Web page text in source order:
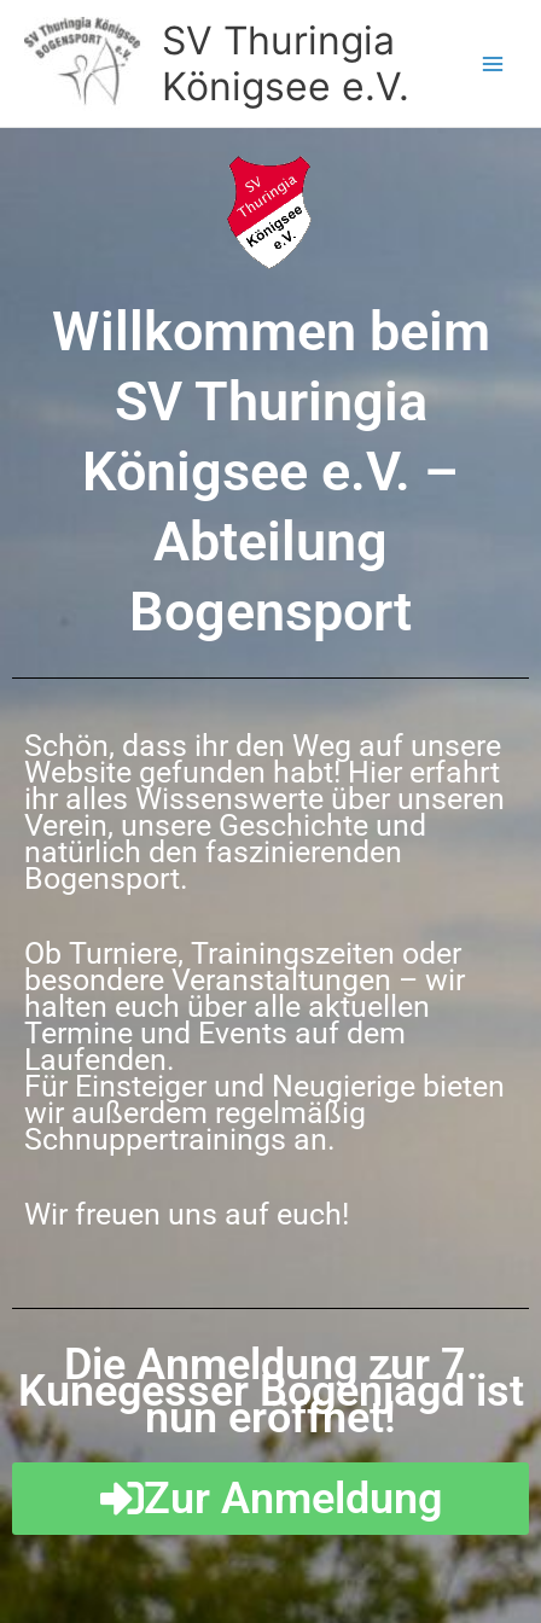
Inhalt
springen
SV Thuringia
Königsee e.V.
Willkommen beim
SV Thuringia
Königsee e.V. –
Abteilung
Bogensport
Schön, dass ihr den Weg auf unsere
Website gefunden habt! Hier erfahrt
ihr alles Wissenswerte über unseren
Verein, unsere Geschichte und
natürlich den faszinierenden
Bogensport.
Ob Turniere, Trainingszeiten oder
besondere Veranstaltungen – wir
halten euch über alle aktuellen
Termine und Events auf dem
Laufenden.
Für Einsteiger und Neugierige bieten
wir außerdem regelmäßig
Schnuppertrainings an.
Wir freuen uns auf euch!
Die Anmeldung zur 7.
Kunegesser Bogenjagd ist
nun eröffnet!
Zur Anmeldung